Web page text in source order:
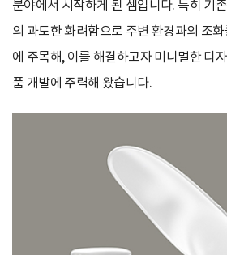
분야에서 시작하게 된 셈입니다. 특히 기
의 과도한 화려함으로 주변 환경과의 조
에 주목해, 이를 해결하고자 미니멀한 디
품 개발에 주력해 왔습니다.